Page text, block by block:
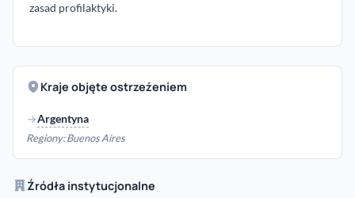
zasad profilaktyki.
Kraje objęte ostrzeżeniem
Argentyna
Regiony: Buenos Aires
Źródła instytucjonalne